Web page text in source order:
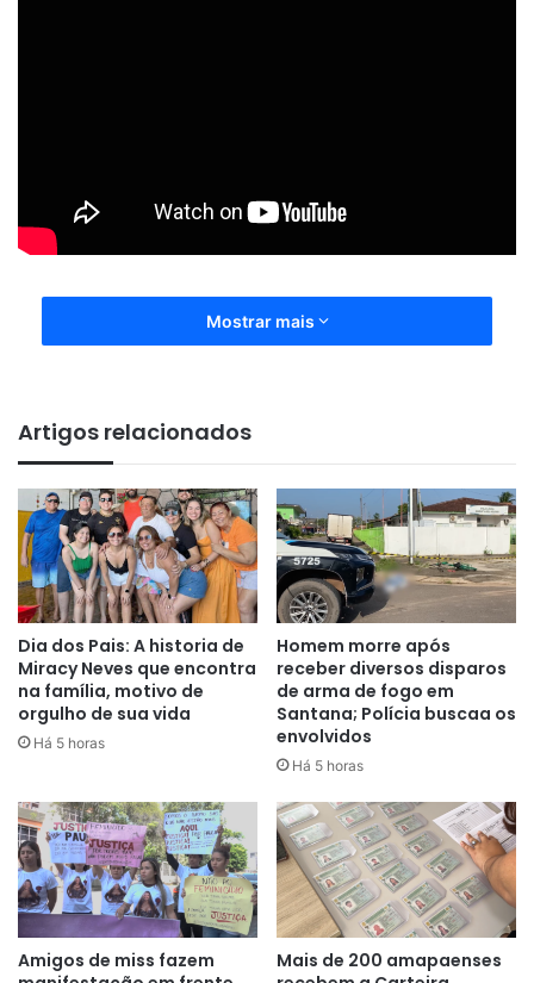
Mostrar mais
Artigos relacionados
Dia dos Pais: A historia de
Miracy Neves que encontra
na família, motivo de
orgulho de sua vida
Há 5 horas
Homem morre após
receber diversos disparos
de arma de fogo em
Santana; Polícia buscaa os
envolvidos
Há 5 horas
Amigos de miss fazem
Mais de 200 amapaenses